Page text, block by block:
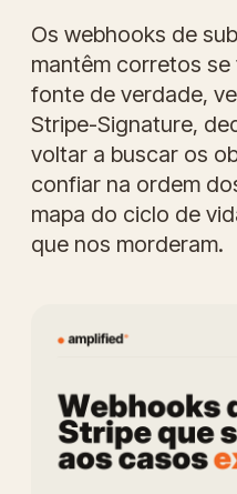
Os webhooks de
mantêm corretos
fonte de verdade,
Stripe-Signature,
voltar a buscar os
confiar na ordem
mapa do ciclo de
que nos morderam.